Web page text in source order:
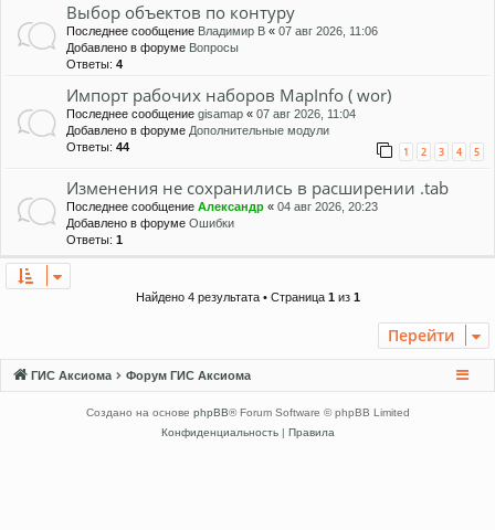
Выбор объектов по контуру
Последнее сообщение Владимир В « 07 авг 2026, 11:06
Добавлено в форуме Вопросы
Ответы: 4
Импорт рабочих наборов MapInfo ( wor)
Последнее сообщение gisamap « 07 авг 2026, 11:04
Добавлено в форуме Дополнительные модули
Ответы: 44 1 2 3 4 5
Изменения не сохранились в расширении .tab
Последнее сообщение Александр « 04 авг 2026, 20:23
Добавлено в форуме Ошибки
Ответы: 1
Найдено 4 результата • Страница 1из 1
Перейти
ГИС Аксиома Форум ГИС Аксиома
Создано на основе phpBB® Forum Software © phpBB Limited
Конфиденциальность| Правила